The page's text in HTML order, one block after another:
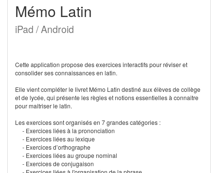
Mémo Latin
iPad / Android
Cette application propose des exercices interactifs pour réviser et
consolider ses connaissances en latin.
Elle vient compléter le livret Mémo Latin destiné aux élèves de collège
et de lycée, qui présente les règles et notions essentielles à connaitre
pour maitriser le latin.
Les exercices sont organisés en 7 grandes catégories :
- Exercices liées à la prononciation
- Exercices liées au lexique
- Exercices d’orthographe
- Exercices liées au groupe nominal
- Exercices de conjugaison